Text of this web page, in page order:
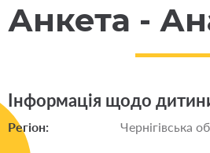
Анкета -
Інформація щодо
Регіон: Чернігівська